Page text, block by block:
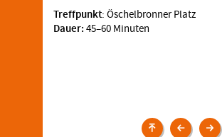
Treffpunkt: Öschelbronner Platz
Dauer: 45–60 Minuten
Veranstaltungen
Wir
Wir